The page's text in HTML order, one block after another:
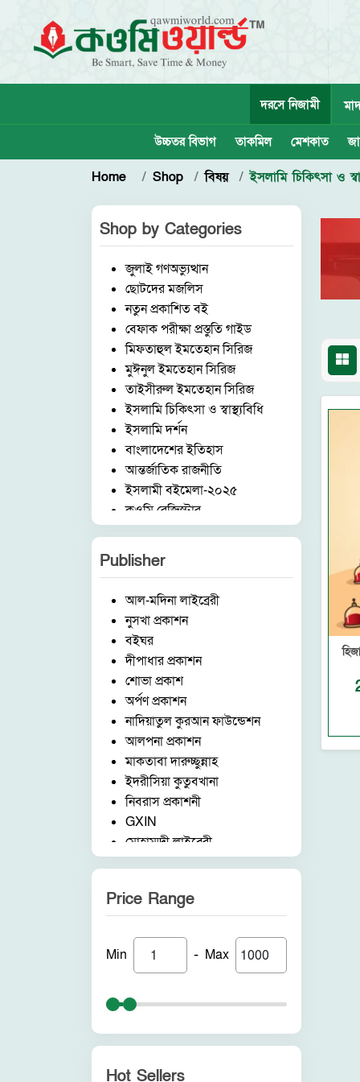
দরসে নিজামী
উচ্চতর বিভাগ তাকমিল মেশকাত
Home Shop বিষয় ইসলামি চিকিৎসা ও
Shop by Categories
জুলাই গণঅভ্যুত্থান
ছোটদের মজলিস
নতুন প্রকাশিত বই
বেফাক পরীক্ষা প্রস্তুতি গাইড
মিফতাহুল ইমতেহান সিরিজ
মুঈনুল ইমতেহান সিরিজ
তাইসীরুল ইমতেহান সিরিজ
ইসলামি চিকিৎসা ও স্বাস্থ্যবিধি
ইসলামি দর্শন
বাংলাদেশের ইতিহাস
আন্তর্জাতিক রাজনীতি
ইসলামী বইমেলা-২০২৫
কওমি রেজিস্টার
আরবি ভাষা ও সাহিত্য
ইংরেজি ভাষা ও সাহিত্য
মুহাররম ও কারবালা
মিডিয়া ও ইসলাম
দেওবন্দ ও আকাবিরে দেওবন্দ
গজল ও কবিতা
ঈদ ও অন্যান্য
ব্যবসা ব্যান্ডিং ও মার্কেটিং
ফার্সি-বাংলা অভিধান
রুকইয়াহ ও ঝাড়ফুঁক
সরফ নাহব ও বালাগাত
উসুলুল ফিকহ
পিতা-মাতার অধিকার
পীর মুরিদ ও বায়আত
আদব আখলাক ও শিষ্টাচার
নারী কর্ণার
মুমিন ও মুনাফিক
ইসলামি শাসনব্যবস্থা
পরিবেশ ও প্রাণীজগৎ
মাদক ও জুয়া
উলামায়ে কেরামের মর্যাদা
রুহ নফস ও কলব
গুনাহ ও অন্যান্য
মাযহাব ও তাকলিদ
নফছ ও শয়তানের প্রতারণা
ইসলাম ও বিজ্ঞান
কেয়ামত ও অন্যান্য
Publisher
আল-মদিনা লাইব্রেরী
নুসখা প্রকাশন
বইঘর
দীপাধার প্রকাশন
শোভা প্রকাশ
অর্পণ প্রকাশন
নাদিয়াতুল কুরআন ফাউন্ডেশন
আলপনা প্রকাশন
মাকতাবা দারুচ্ছুন্নাহ
ইদরীসিয়া কুতুবখানা
নিবরাস প্রকাশনী
GXIN
মোহাম্মদী লাইব্রেরী
নাদিয়াতুল কুরআন ফাউন্ডেশন
আকীল পাবলিকেশন
নন ব্র্যান্ড
পুনরায় প্রকাশন
হাকীমুল উম্মত প্রকাশনী
সীরাহ প্রকাশ
Price Range
Min - Max
Hot Sellers